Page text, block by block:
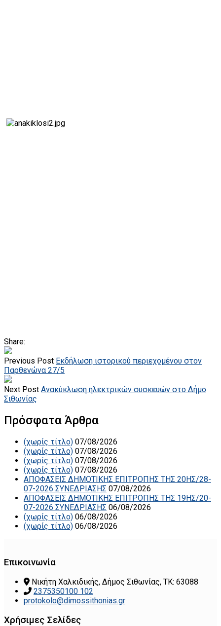
Share:
Previous Post Εκδήλωση ιστορικού περιεχομένου στον
Παρθενώνα 27/5
Next Post Aνακύκλωση ηλεκτρικών συσκευών στο Δήμο
Σιθωνίας
Πρόσφατα Άρθρα
(χωρίς τίτλο) 07/08/2026
(χωρίς τίτλο) 07/08/2026
(χωρίς τίτλο) 07/08/2026
(χωρίς τίτλο) 07/08/2026
ΑΠΟΦΑΣΕΙΣ ΔΗΜΟΤΙΚΗΣ ΕΠΙΤΡΟΠΗΣ ΤΗΣ 20ΗΣ/28-
07-2026 ΣΥΝΕΔΡΙΑΣΗΣ 07/08/2026
ΑΠΟΦΑΣΕΙΣ ΔΗΜΟΤΙΚΗΣ ΕΠΙΤΡΟΠΗΣ ΤΗΣ 19ΗΣ/20-
07-2026 ΣΥΝΕΔΡΙΑΣΗΣ 06/08/2026
(χωρίς τίτλο) 06/08/2026
(χωρίς τίτλο) 06/08/2026
Επικοινωνία
Νικήτη Χαλκιδικής, Δήμος Σιθωνίας, ΤΚ: 63088
2375350100 102
protokolo@dimossithonias.gr
Χρήσιμες Σελίδες